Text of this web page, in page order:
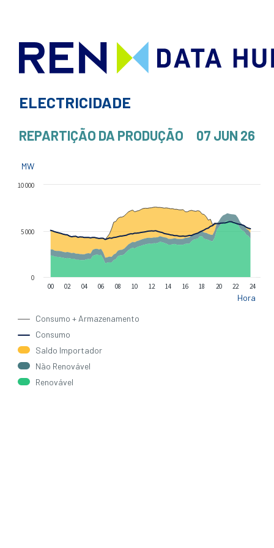
ELECTRICIDADE
REPARTIÇÃO DA PRODUÇÃO 07 JUN 26
Hora
MW
00 02 04 06 08 10 12 14 16 18 20 22 24
0
5 000
10 000
Consumo + Armazenamento
Consumo
Saldo Importador
Não Renovável
Renovável